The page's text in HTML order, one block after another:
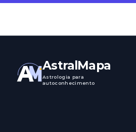
AstralMapa
Astrologia para
autoconhecimento